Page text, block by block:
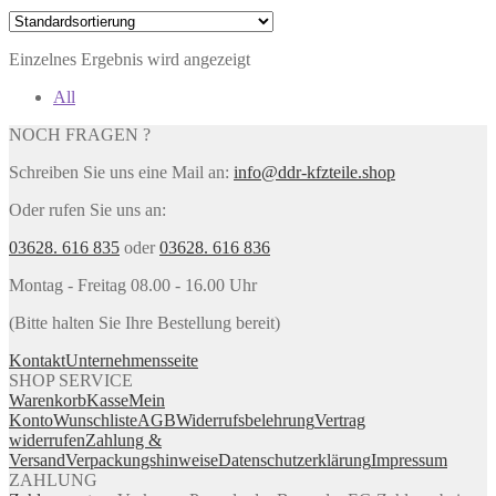
Einzelnes Ergebnis wird angezeigt
All
NOCH FRAGEN ?
Schreiben Sie uns eine Mail an: info@ddr-kfzteile.shop
Oder rufen Sie uns an:
03628. 616 835 oder03628. 616 836
Montag - Freitag 08.00 - 16.00 Uhr
(Bitte halten Sie Ihre Bestellung bereit)
KontaktUnternehmensseite
SHOP SERVICE
WarenkorbKasseMein
KontoWunschlisteAGBWiderrufsbelehrungVertrag
widerrufenZahlung &
VersandVerpackungshinweiseDatenschutzerklärungImpressum
ZAHLUNG